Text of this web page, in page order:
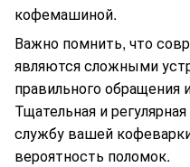
кофемашиной.
Важно помнить, что
являются сложными
правильного обращения
Тщательная и
службу вашей
вероятность поломок.